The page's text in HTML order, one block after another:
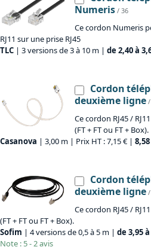
Numeris / 36
Ce cordon Numeris
RJ11 sur une prise RJ45
TLC | 3 versions de 3 à 10 m | de 2,40 à
Cordon
deuxième ligne
Ce cordon RJ45 /
(FT + FT ou FT + Box).
Casanova | 3,00 m | Prix HT : 7,15 € |
Cordon
deuxième ligne
Ce cordon RJ45 /
(FT + FT ou FT + Box).
Sofim | 4 versions de 0,5 à 5 m | de 3,95 à
Note : 5 - 2 avis